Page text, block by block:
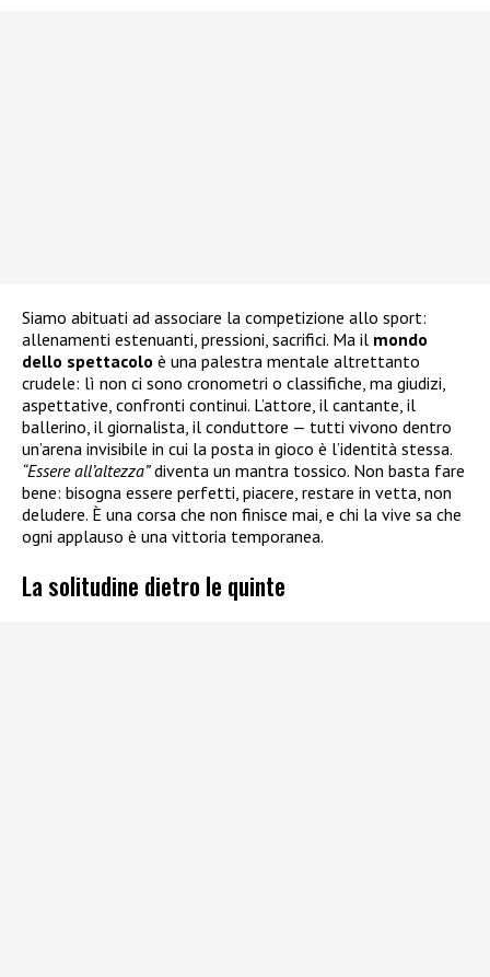
Siamo abituati ad associare la competizione allo sport:
allenamenti estenuanti, pressioni, sacrifici. Ma il mondo
dello spettacolo è una palestra mentale altrettanto
crudele: lì non ci sono cronometri o classifiche, ma giudizi,
aspettative, confronti continui. L’attore, il cantante, il
ballerino, il giornalista, il conduttore — tutti vivono dentro
un’arena invisibile in cui la posta in gioco è l’identità stessa.
“Essere all’altezza”diventa un mantra tossico. Non basta fare
bene: bisogna essere perfetti, piacere, restare in vetta, non
deludere. È una corsa che non finisce mai, e chi la vive sa che
ogni applauso è una vittoria temporanea.
La solitudine dietro le quinte